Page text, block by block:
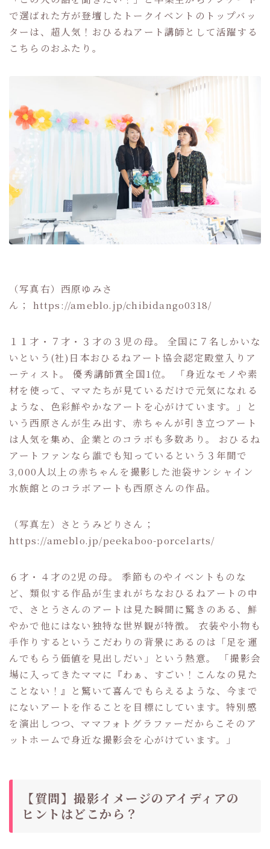
で選ばれた方が登壇したトークイベントのトップバッ
ターは、超人気！おひるねアート講師として活躍する
こちらのおふたり。
（写真右）西原ゆみさ
ん； https://ameblo.jp/chibidango0318/
１１才・７才・３才の３児の母。 全国に７名しかいな
いという(社)日本おひるねアート協会認定殿堂入りア
ーティスト。 優秀講師賞全国1位。 「身近なモノや素
材を使って、ママたちが見ているだけで元気になれる
ような、色彩鮮やかなアートを心がけています。」と
いう西原さんが生み出す、赤ちゃんが引き立つアート
は人気を集め、企業とのコラボも多数あり。 おひるね
アートファンなら誰でも知っているという３年間で
3,000人以上の赤ちゃんを撮影した池袋サンシャイン
水族館とのコラボアートも西原さんの作品。
（写真左）さとうみどりさん；
https://ameblo.jp/peekaboo-porcelarts/
６才・４才の2児の母。 季節ものやイベントものな
ど、類似する作品が生まれがちなおひるねアートの中
で、さとうさんのアートは見た瞬間に驚きのある、鮮
やかで他にはない独特な世界観が特徴。 衣装や小物も
手作りするというこだわりの背景にあるのは「足を運
んでもらう価値を見出しだい」という熱意。 「撮影会
場に入ってきたママに『わぁ、すごい！こんなの見た
ことない！』と驚いて喜んでもらえるような、今まで
にないアートを作ることを目標にしています。特別感
を演出しつつ、ママフォトグラファーだからこそのア
ットホームで身近な撮影会を心がけています。」
【質問】撮影イメージのアイディアの
ヒントはどこから？